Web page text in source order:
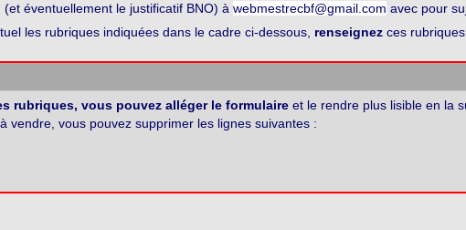
(et éventuellement le justificatif BNO) à webmestrecbf@gmail.com avec pour
les rubriques indiquées dans le cadre ci-dessous, renseignez ces
rubriques, vous pouvez alléger le formulaire et le rendre plus lisible en la
vendre, vous pouvez supprimer les lignes suivantes :